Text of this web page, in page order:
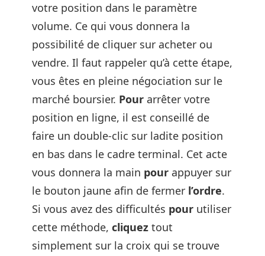
votre position dans le paramètre
volume. Ce qui vous donnera la
possibilité de cliquer sur acheter ou
vendre. Il faut rappeler qu’à cette étape,
vous êtes en pleine négociation sur le
marché boursier. Pour arrêter votre
position en ligne, il est conseillé de
faire un double-clic sur ladite position
en bas dans le cadre terminal. Cet acte
vous donnera la main pour appuyer sur
le bouton jaune afin de fermer l’ordre.
Si vous avez des difficultés pour utiliser
cette méthode, cliquez tout
simplement sur la croix qui se trouve